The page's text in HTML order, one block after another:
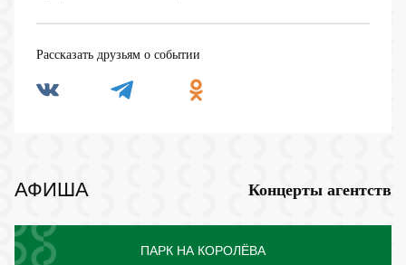
Рассказать друзьям о событии
АФИША Концерты агентств
ПАРК НА КОРОЛЁВА